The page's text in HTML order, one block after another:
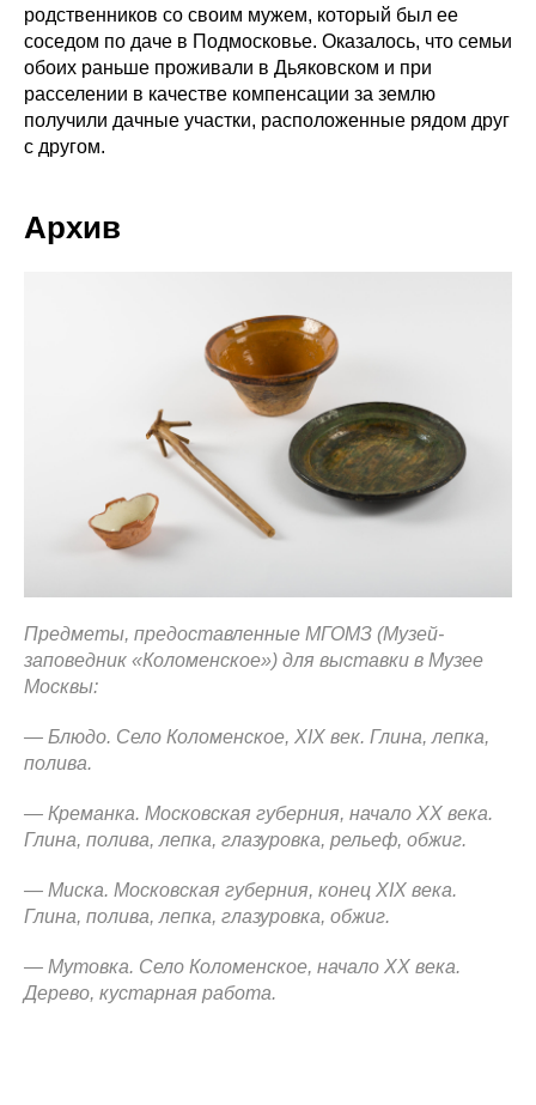
родственников со своим мужем, который был ее
соседом по даче в Подмосковье. Оказалось, что семьи
обоих раньше проживали в Дьяковском и при
расселении в качестве компенсации за землю
получили дачные участки, расположенные рядом друг
с другом.
Архив
Предметы, предоставленные МГОМЗ (Музей-
заповедник «Коломенское») для выставки в Музее
Москвы:
— Блюдо. Село Коломенское, XIX век. Глина, лепка,
полива.
— Креманка. Московская губерния, начало ХХ века.
Глина, полива, лепка, глазуровка, рельеф, обжиг.
— Миска. Московская губерния, конец XIX века.
Глина, полива, лепка, глазуровка, обжиг.
— Мутовка. Село Коломенское, начало ХХ века.
Дерево, кустарная работа.